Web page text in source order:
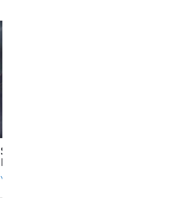
Scene 11
Kegelapan
Yesaya 14; Yehezkiel 28